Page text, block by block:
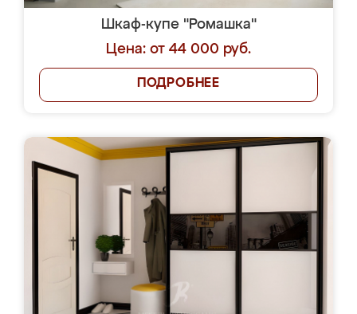
Шкаф-купе "Ромашка"
Цена: от 44 000 руб.
ПОДРОБНЕЕ